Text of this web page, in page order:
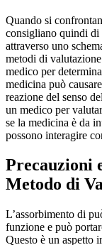
Quando si
consigliano quindi di
attraverso uno
metodi di
medico per
medicina può
reazione del senso
un medico per
se la medicina è da
possono interagire
Precauzioni
Metodo di
L’assorbimento di
funzione e può
Questo è un aspetto